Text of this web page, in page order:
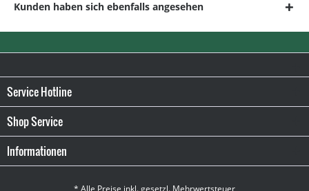
Kunden haben sich ebenfalls angesehen
Service Hotline
Shop Service
Informationen